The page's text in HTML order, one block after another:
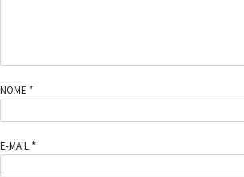
NOME *
E-MAIL *